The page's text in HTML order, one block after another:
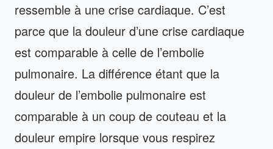
ressemble à une crise cardiaque. C’est
parce que la douleur d’une crise cardiaque
est comparable à celle de l’embolie
pulmonaire. La différence étant que la
douleur de l’embolie pulmonaire est
comparable à un coup de couteau et la
douleur empire lorsque vous respirez